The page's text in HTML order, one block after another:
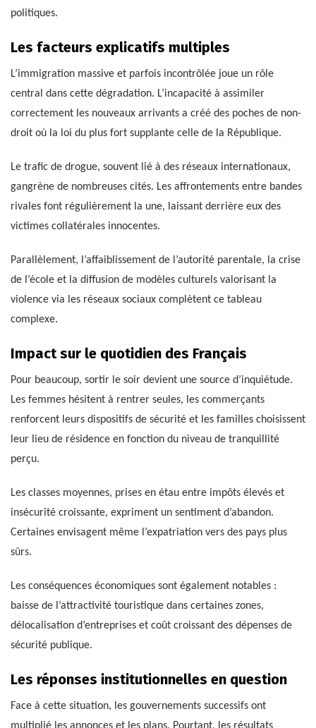
politiques.
Les facteurs explicatifs multiples
L’immigration massive et parfois incontrôlée joue un rôle
central dans cette dégradation. L’incapacité à assimiler
correctement les nouveaux arrivants a créé des poches de non-
droit où la loi du plus fort supplante celle de la République.
Le trafic de drogue, souvent lié à des réseaux internationaux,
gangrène de nombreuses cités. Les affrontements entre bandes
rivales font régulièrement la une, laissant derrière eux des
victimes collatérales innocentes.
Parallèlement, l’affaiblissement de l’autorité parentale, la crise
de l’école et la diffusion de modèles culturels valorisant la
violence via les réseaux sociaux complètent ce tableau
complexe.
Impact sur le quotidien des Français
Pour beaucoup, sortir le soir devient une source d’inquiétude.
Les femmes hésitent à rentrer seules, les commerçants
renforcent leurs dispositifs de sécurité et les familles choisissent
leur lieu de résidence en fonction du niveau de tranquillité
perçu.
Les classes moyennes, prises en étau entre impôts élevés et
insécurité croissante, expriment un sentiment d’abandon.
Certaines envisagent même l’expatriation vers des pays plus
sûrs.
Les conséquences économiques sont également notables :
baisse de l’attractivité touristique dans certaines zones,
délocalisation d’entreprises et coût croissant des dépenses de
sécurité publique.
Les réponses institutionnelles en question
Face à cette situation, les gouvernements successifs ont